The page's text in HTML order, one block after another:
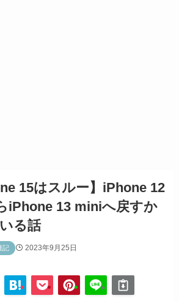
15はスルー】iPhone 12
iPhone 13 miniへ戻すか
る話
記 2023年9月25日